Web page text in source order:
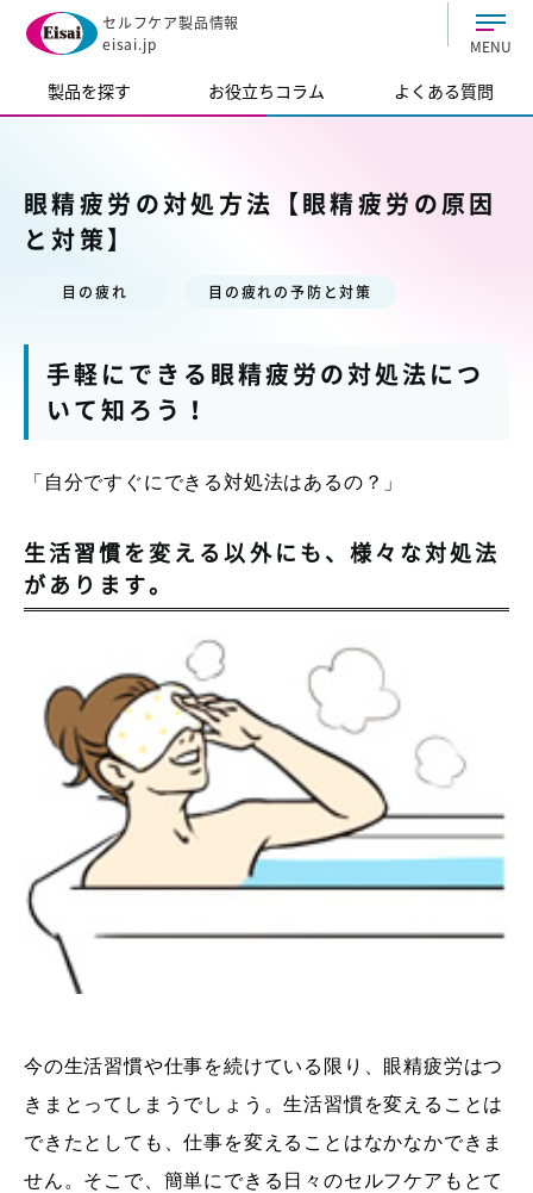
セルフケア製品情報
eisai.jp
MENU
製品を探す お役立ちコラム よくある質問
眼精疲労の対処方法【眼精疲労の原因
と対策】
目の疲れ 目の疲れの予防と対策
手軽にできる眼精疲労の対処法につ
いて知ろう！
「自分ですぐにできる対処法はあるの？」
生活習慣を変える以外にも、様々な対処法
があります。
今の生活習慣や仕事を続けている限り、眼精疲労はつ
きまとってしまうでしょう。生活習慣を変えることは
できたとしても、仕事を変えることはなかなかできま
せん。そこで、簡単にできる日々のセルフケアもとて